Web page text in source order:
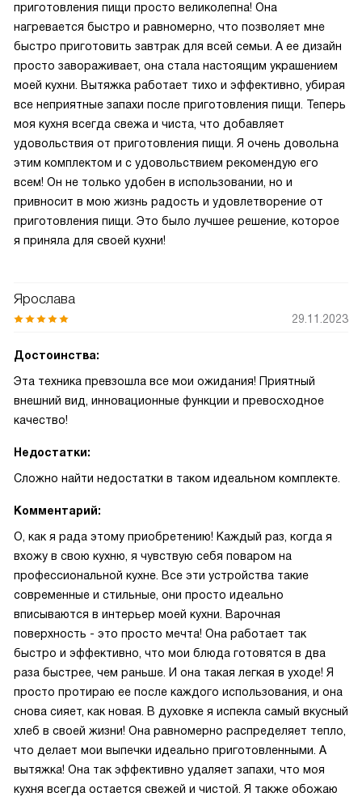
приготовления пищи просто великолепна! Она
нагревается быстро и равномерно, что позволяет мне
быстро приготовить завтрак для всей семьи. А ее дизайн
просто завораживает, она стала настоящим украшением
моей кухни. Вытяжка работает тихо и эффективно, убирая
все неприятные запахи после приготовления пищи. Теперь
моя кухня всегда свежа и чиста, что добавляет
удовольствия от приготовления пищи. Я очень довольна
этим комплектом и с удовольствием рекомендую его
всем! Он не только удобен в использовании, но и
привносит в мою жизнь радость и удовлетворение от
приготовления пищи. Это было лучшее решение, которое
я приняла для своей кухни!
Ярослава
29.11.2023
Достоинства:
Эта техника превзошла все мои ожидания! Приятный
внешний вид, инновационные функции и превосходное
качество!
Недостатки:
Сложно найти недостатки в таком идеальном комплекте.
Комментарий:
О, как я рада этому приобретению! Каждый раз, когда я
вхожу в свою кухню, я чувствую себя поваром на
профессиональной кухне. Все эти устройства такие
современные и стильные, они просто идеально
вписываются в интерьер моей кухни. Варочная
поверхность - это просто мечта! Она работает так
быстро и эффективно, что мои блюда готовятся в два
раза быстрее, чем раньше. И она такая легкая в уходе! Я
просто протираю ее после каждого использования, и она
снова сияет, как новая. В духовке я испекла самый вкусный
хлеб в своей жизни! Она равномерно распределяет тепло,
что делает мои выпечки идеально приготовленными. А
вытяжка! Она так эффективно удаляет запахи, что моя
кухня всегда остается свежей и чистой. Я также обожаю